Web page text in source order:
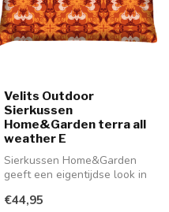
Velits Outdoor
Sierkussen
Home&Garden terra all
weather E
Sierkussen Home&Garden
geeft een eigentijdse look in
€44,95